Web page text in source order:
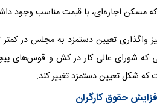
مسکن اجاره‌ای، با قیمت مناسب وجود
شکل تعیین دستمزد تغییر کند.
حقوق کارگران